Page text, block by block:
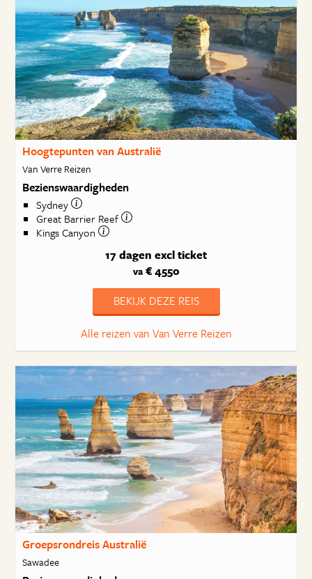
Hoogtepunten van Australië
Van Verre Reizen
Bezienswaardigheden
Sydney
Great Barrier Reef
Kings Canyon
17 dagen excl ticket
va€ 4550
BEKIJK DEZE REIS
Alle reizen van Van Verre Reizen
Groepsrondreis Australië
Sawadee